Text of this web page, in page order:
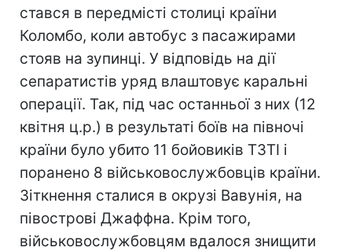
стався в передмісті столиці країни
Коломбо, коли автобус з пасажирами
стояв на зупинці. У відповідь на дії
сепаратистів уряд влаштовує каральні
операції. Так, під час останньої з них (12
квітня ц.р.) в результаті боїв на півночі
країни було убито 11 бойовиків ТЗТІ і
поранено 8 військовослужбовців країни.
Зіткнення сталися в окрузі Вавунія, на
півострові Джаффна. Крім того,
військовослужбовцям вдалося знищити